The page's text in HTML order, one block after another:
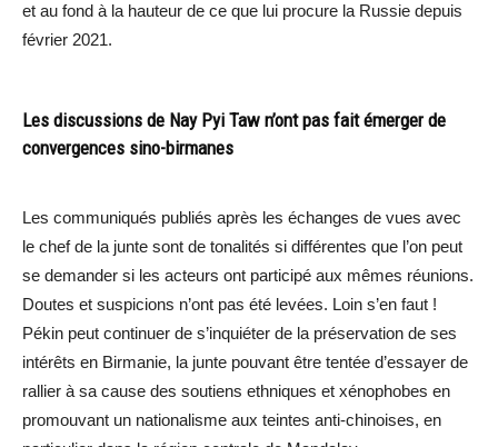
et au fond à la hauteur de ce que lui procure la Russie depuis
février 2021.
Les discussions de Nay Pyi Taw n’ont pas fait émerger de
convergences sino-birmanes
Les communiqués publiés après les échanges de vues avec
le chef de la junte sont de tonalités si différentes que l’on peut
se demander si les acteurs ont participé aux mêmes réunions.
Doutes et suspicions n’ont pas été levées. Loin s’en faut !
Pékin peut continuer de s’inquiéter de la préservation de ses
intérêts en Birmanie, la junte pouvant être tentée d’essayer de
rallier à sa cause des soutiens ethniques et xénophobes en
promouvant un nationalisme aux teintes anti-chinoises, en